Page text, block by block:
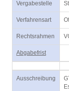
Vergabestelle
Verfahrensart
Rechtsrahmen
Abgabefrist
Ausschreibung